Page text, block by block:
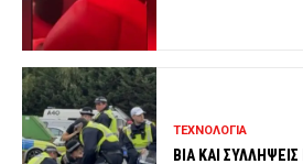
ΤΕΧΝΟΛΟΓΙΑ
ΒΙΑ ΚΑΙ